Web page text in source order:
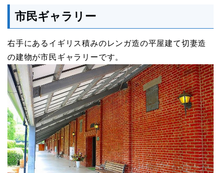
市民ギャラリー
右手にあるイギリス積みのレンガ造の平屋建て切妻造
の建物が市民ギャラリーです。